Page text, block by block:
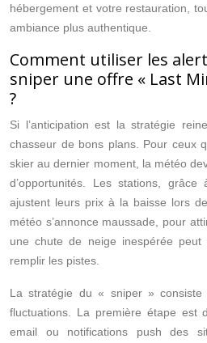
hébergement et votre restauration,
ambiance plus authentique.
Comment utiliser les
sniper une offre « Last
?
Si l’anticipation est la stratégie
chasseur de bons plans. Pour ceux
skier au dernier moment, la météo
d’opportunités. Les stations, grâce
ajustent leurs prix à la baisse lors
météo s’annonce maussade, pour
une chute de neige inespérée
remplir les pistes.
La stratégie du « sniper » consiste
fluctuations. La première étape est
email ou notifications push des